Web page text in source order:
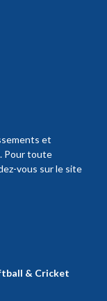
et
Pour toute
vous sur le site
& Cricket